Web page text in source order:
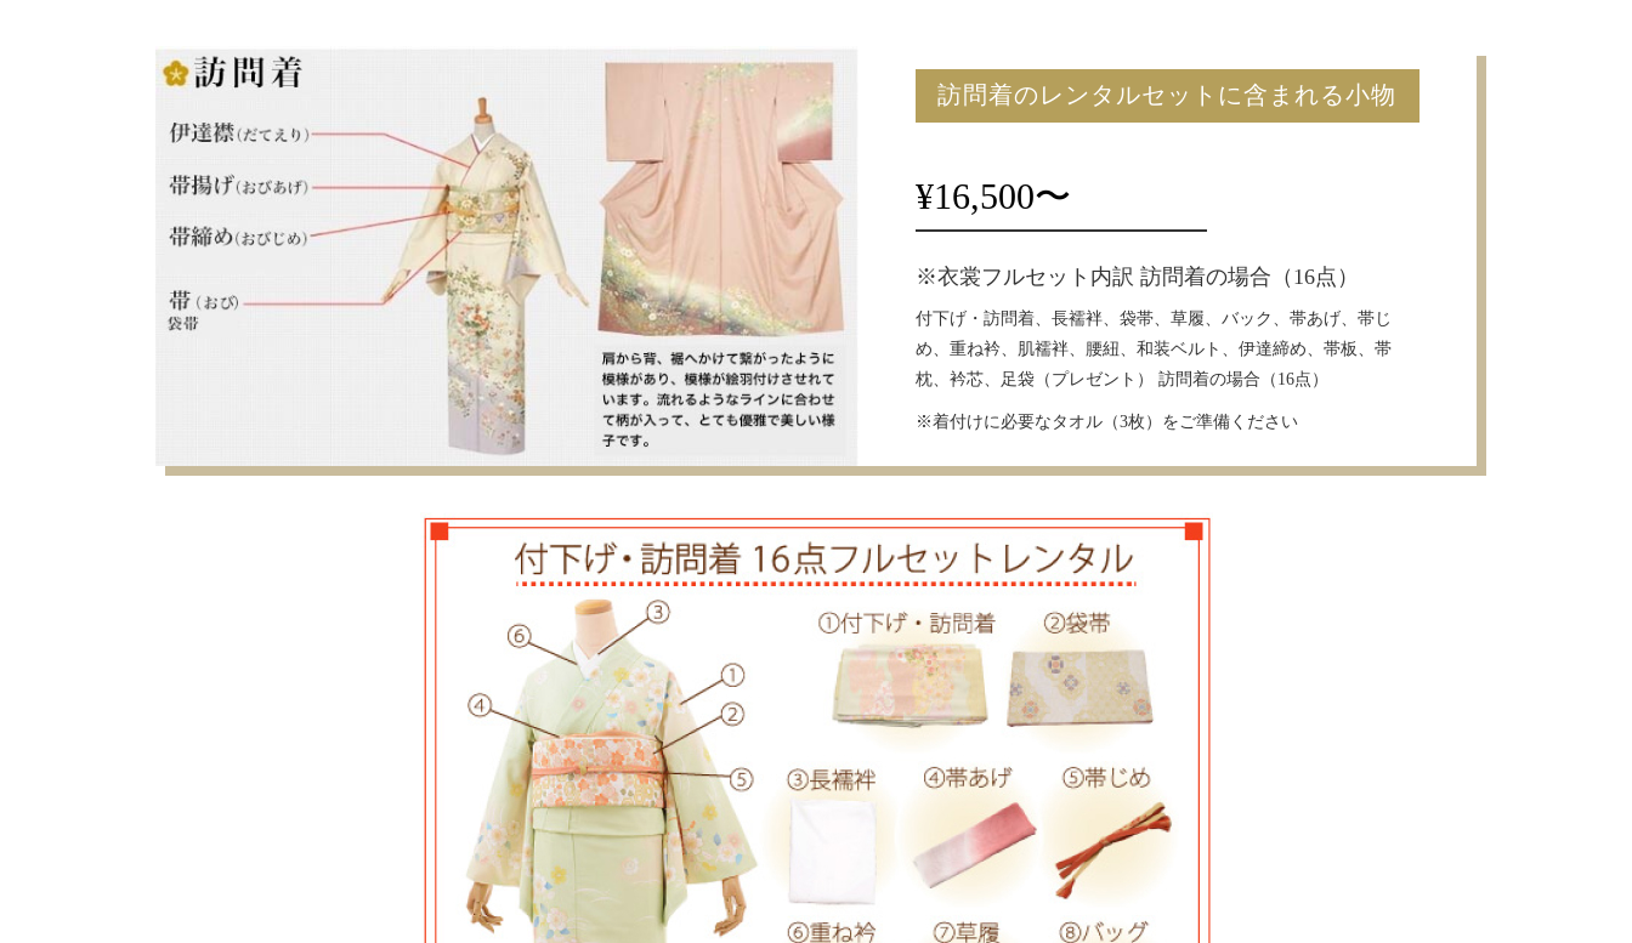
訪問着のレンタルセットに含まれる小物
¥16,500〜
※衣裳フルセット内訳 訪問着の場合（16点）
付下げ・訪問着、長襦袢、袋帯、草履、バック、帯あげ、帯じ
め、重ね衿、肌襦袢、腰紐、和装ベルト、伊達締め、帯板、帯
枕、衿芯、足袋（プレゼント） 訪問着の場合（16点）
※着付けに必要なタオル（3枚）をご準備ください